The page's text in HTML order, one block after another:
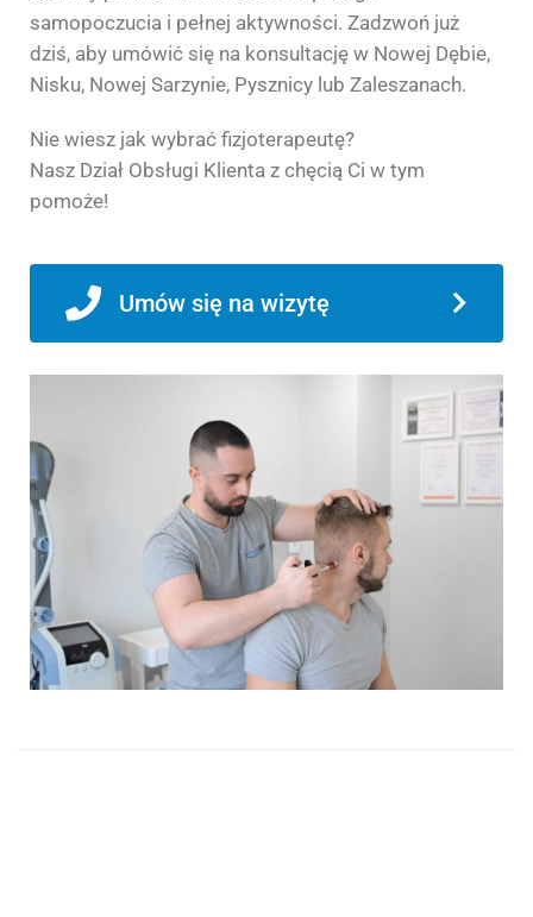
samopoczucia i pełnej aktywności. Zadzwoń już
dziś, aby umówić się na konsultację w Nowej Dębie,
Nisku, Nowej Sarzynie, Pysznicy lub Zaleszanach.
Nie wiesz jak wybrać fizjoterapeutę?
Nasz Dział Obsługi Klienta z chęcią Ci w tym
pomoże!
Umów się na wizytę